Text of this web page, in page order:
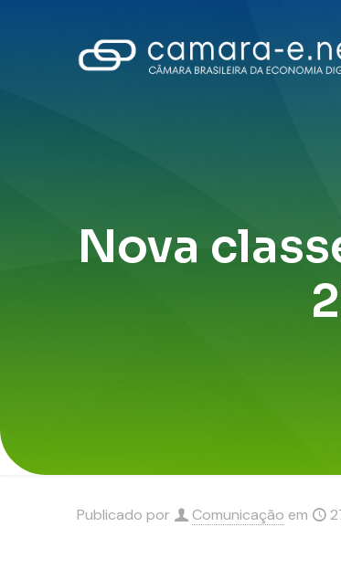
Nova
Publicado por Comunicação em